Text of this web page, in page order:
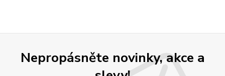
Nepropásněte novinky, akce a